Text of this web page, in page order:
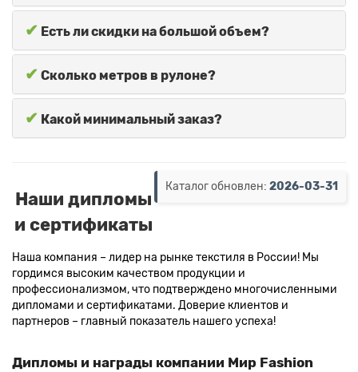
✔ Есть ли скидки на большой объем?
✔ Сколько метров в рулоне?
✔ Какой минимальный заказ?
Каталог обновлен: 2026-03-31
Наши дипломы
и сертификаты
Наша компания – лидер на рынке текстиля в России! Мы
гордимся высоким качеством продукции и
профессионализмом, что подтверждено многочисленными
дипломами и сертификатами. Доверие клиентов и
партнеров – главный показатель нашего успеха!
Дипломы и награды компании Мир Fashion